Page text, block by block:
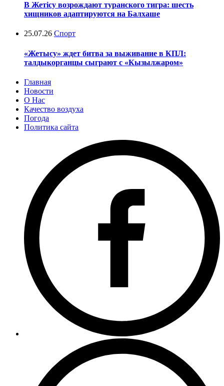
В Жетісу возрождают туранского тигра: шесть
хищников адаптируются на Балхаше
25.07.26 Спорт
«Жетысу» ждет битва за выживание в КПЛ:
талдыкорганцы сыграют с «Кызылжаром»
Главная
Новости
О Нас
Качество воздуха
Погода
Политика сайта